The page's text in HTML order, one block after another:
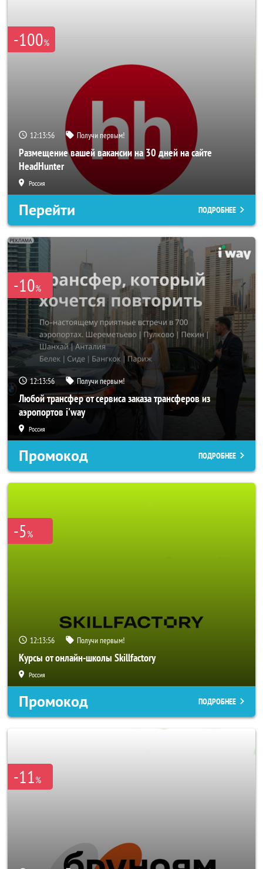
-100%
12:13:53 Получи первым!
Размещение вашей вакансии на 30 дней на сайте
HeadHunter
Россия
Перейти ПОДРОБНЕЕ
-10%
12:13:53 Получи первым!
Любой трансфер от сервиса заказа трансферов из
аэропортов i'way
Россия
Промокод ПОДРОБНЕЕ
-5%
12:13:53 Получи первым!
Курсы от онлайн-школы Skillfactory
Россия
Промокод ПОДРОБНЕЕ
-11%